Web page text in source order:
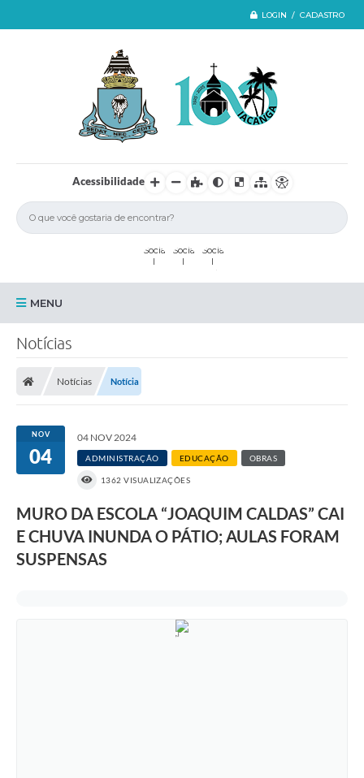
LOGIN / CADASTRO
Acessibilidade
MENU
Iacanga
Cartas de Serviços
Editais
Transparência
Internet Gratuita
Notícias
Notícias Notícia
NOV
04
04 NOV 2024
ADMINISTRAÇÃO EDUCAÇÃO OBRAS
1362 VISUALIZAÇÕES
MURO DA ESCOLA “JOAQUIM CALDAS” CAI
E CHUVA INUNDA O PÁTIO; AULAS FORAM
SUSPENSAS